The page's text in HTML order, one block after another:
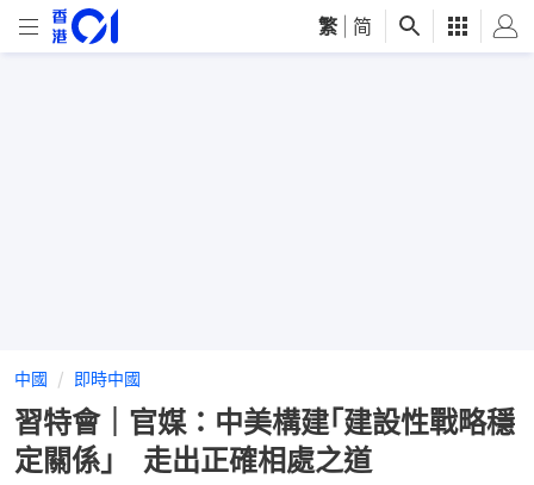
繁 简
中國 即時中國
習特會｜官媒：中美構建｢建設性戰略穩
定關係｣ 走出正確相處之道